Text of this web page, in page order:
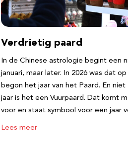
Verdrietig paard
In de Chinese astrologie begint een
januari, maar later. In 2026 was dat
begon het jaar van het Paard. En
jaar is het een Vuurpaard. Dat komt
voor en staat symbool voor een jaar
Lees meer